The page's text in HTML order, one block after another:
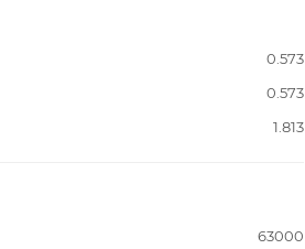
0.573
0.573
1.813
63000